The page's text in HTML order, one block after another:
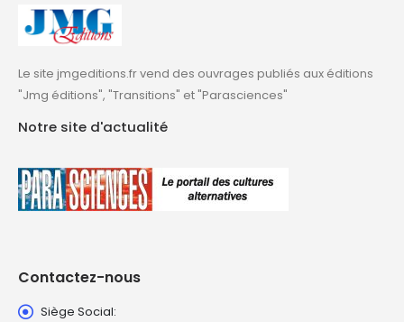
Le site jmgeditions.fr vend des ouvrages publiés aux éditions
"Jmg éditions", "Transitions" et "Parasciences"
Notre site d'actualité
Contactez-nous
Siège Social: